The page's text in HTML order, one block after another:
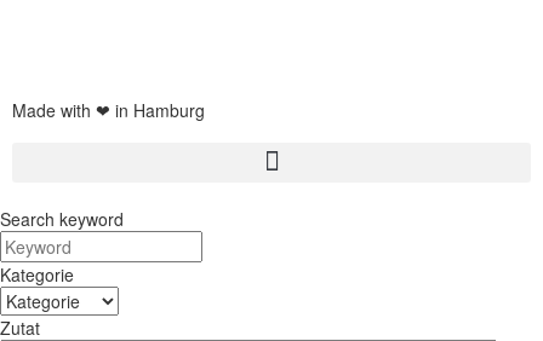
Made with ❤ in Hamburg
Search keyword
Kategorie
Zutat